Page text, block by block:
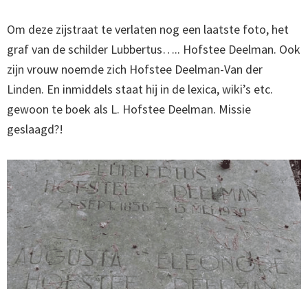
Om deze zijstraat te verlaten nog een laatste foto, het
graf van de schilder Lubbertus….. Hofstee Deelman. Ook
zijn vrouw noemde zich Hofstee Deelman-Van der
Linden. En inmiddels staat hij in de lexica, wiki’s etc.
gewoon te boek als L. Hofstee Deelman. Missie
geslaagd?!